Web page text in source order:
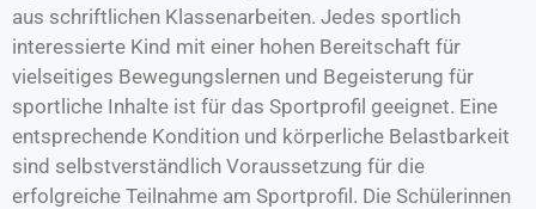
aus schriftlichen Klassenarbeiten. Jedes sportlich
interessierte Kind mit einer hohen Bereitschaft für
vielseitiges Bewegungslernen und Begeisterung für
sportliche Inhalte ist für das Sportprofil geeignet. Eine
entsprechende Kondition und körperliche Belastbarkeit
sind selbstverständlich Voraussetzung für die
erfolgreiche Teilnahme am Sportprofil. Die Schülerinnen